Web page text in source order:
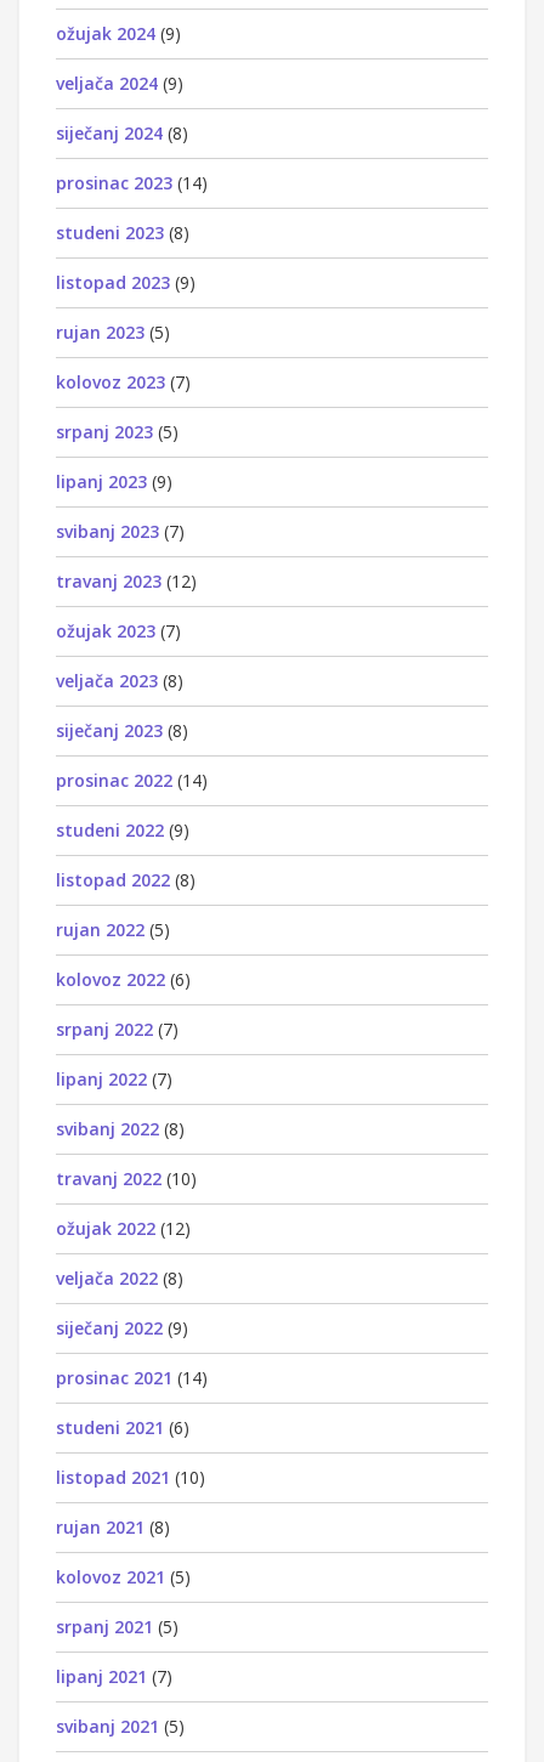
ožujak 2024 (9)
veljača 2024 (9)
siječanj 2024 (8)
prosinac 2023 (14)
studeni 2023 (8)
listopad 2023 (9)
rujan 2023 (5)
kolovoz 2023 (7)
srpanj 2023 (5)
lipanj 2023 (9)
svibanj 2023 (7)
travanj 2023 (12)
ožujak 2023 (7)
veljača 2023 (8)
siječanj 2023 (8)
prosinac 2022 (14)
studeni 2022 (9)
listopad 2022 (8)
rujan 2022 (5)
kolovoz 2022 (6)
srpanj 2022 (7)
lipanj 2022 (7)
svibanj 2022 (8)
travanj 2022 (10)
ožujak 2022 (12)
veljača 2022 (8)
siječanj 2022 (9)
prosinac 2021 (14)
studeni 2021 (6)
listopad 2021 (10)
rujan 2021 (8)
kolovoz 2021 (5)
srpanj 2021 (5)
lipanj 2021 (7)
svibanj 2021 (5)